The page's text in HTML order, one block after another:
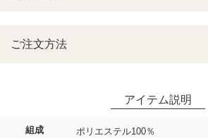
組成 ポリエステル100％
ご注文方法